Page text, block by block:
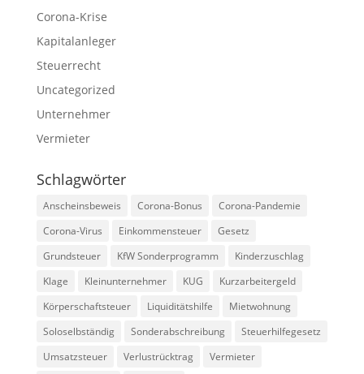
Corona-Krise
Kapitalanleger
Steuerrecht
Uncategorized
Unternehmer
Vermieter
Schlagwörter
Anscheinsbeweis Corona-Bonus
Corona-Pandemie
Corona-Virus
Einkommensteuer
Gesetz
Grundsteuer
KfW Sonderprogramm
Kinderzuschlag
Klage
Kleinunternehmer KUG
Kurzarbeitergeld
Körperschaftsteuer
Liquiditätshilfe
Mietwohnung
Soloselbständig
Sonderabschreibung
Steuerhilfegesetz
Umsatzsteuer
Verlustrücktrag
Vermieter